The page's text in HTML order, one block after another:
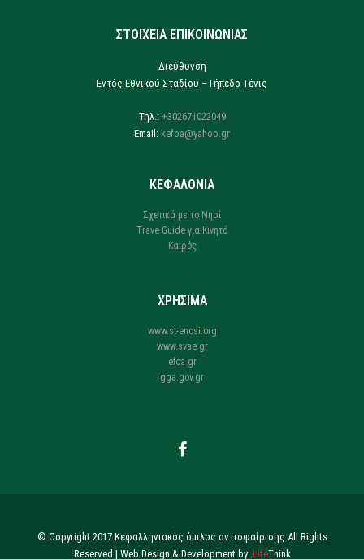
ΣΤΟΙΧΕΙΑ ΕΠΙΚΟΙΝΩΝΙΑΣ
Διεύθυνση
Εντός Εθνικού Σταδίου – Γήπεδο Τένις
Τηλ.: +302671022049
Email: kefoa@yahoo.gr
ΚΕΦΑΛΟΝΙΑ
Σχετικά με το Νησί
Trave Guide για Κινητά
Καιρός
ΧΡΗΣΙΜΑ
www.st-enosi.org
www.svae.gr
efoa.gr
gga.gov.gr
© Copyright 2017 Κεφαλληνιακός όμιλος αντισφαίρισης All Rights
Reserved | Web Design & Development by LifeThink